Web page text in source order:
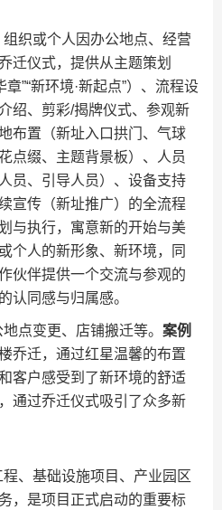
织或个人因办公地点、经营
迁仪式，提供从主题策划
章”“新环境·新起点”）、流程设
绍、剪彩/揭牌仪式、参观新
布置（新址入口拱门、气球
点缀、主题背景板）、人员
员、引导人员）、设备支持
宣传（新址推广）的全流程
与执行，寓意新的开始与美
个人的新形象、新环境，同
伙伴提供一个交流与参观的
认同感与归属感。
点变更、店铺搬迁等。​ ​案例​
乔迁，通过红星温馨的布置
客户感受到了新环境的舒适
通过乔迁仪式吸引了众多新
、基础设施项目、产业园区
，是项目正式启动的重要标